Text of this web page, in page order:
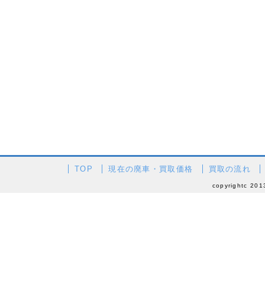
TOP 現在の廃車・買取価格 買取の流れ
copyrightc